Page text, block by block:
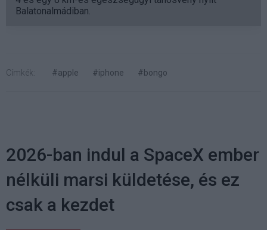
Balatonalmádiban.
Címkék: #apple #iphone #bongo
2026-ban indul a SpaceX ember
nélküli marsi küldetése, és ez
csak a kezdet